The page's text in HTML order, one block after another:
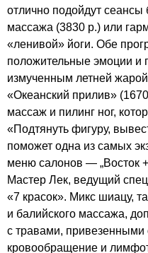
отлично подойдут
массажа (3830 р.) или
«ленивой» йоги. Обе
положительные эмоции и
измученным летней
«Океанский прилив»
массаж и пилинг ног,
«Подтянуть фигуру,
поможет одна из самых
меню салонов — „Восток
Мастер Лек, ведущий
«7 красок». Микс шиацу,
и балийского массажа,
с травами, привезенными
кровообращение и